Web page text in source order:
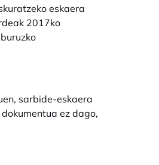
eskaera
2017ko
sarbide-eskaera
ez dago,